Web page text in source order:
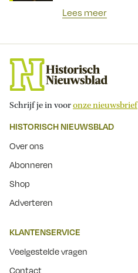
Lees meer
Schrijf je in vooronze nieuwsbrief
HISTORISCH NIEUWSBLAD
Over ons
Abonneren
Shop
Adverteren
KLANTENSERVICE
Veelgestelde vragen
Contact